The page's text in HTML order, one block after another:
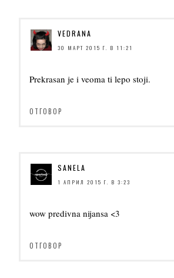
VEDRANA
30 МАРТ 2015 Г. В 11:21
Prekrasan je i veoma ti lepo stoji.
ОТГОВОР
SANELA
1 АПРИЛ 2015 Г. В 3:23
wow predivna nijansa <3
ОТГОВОР